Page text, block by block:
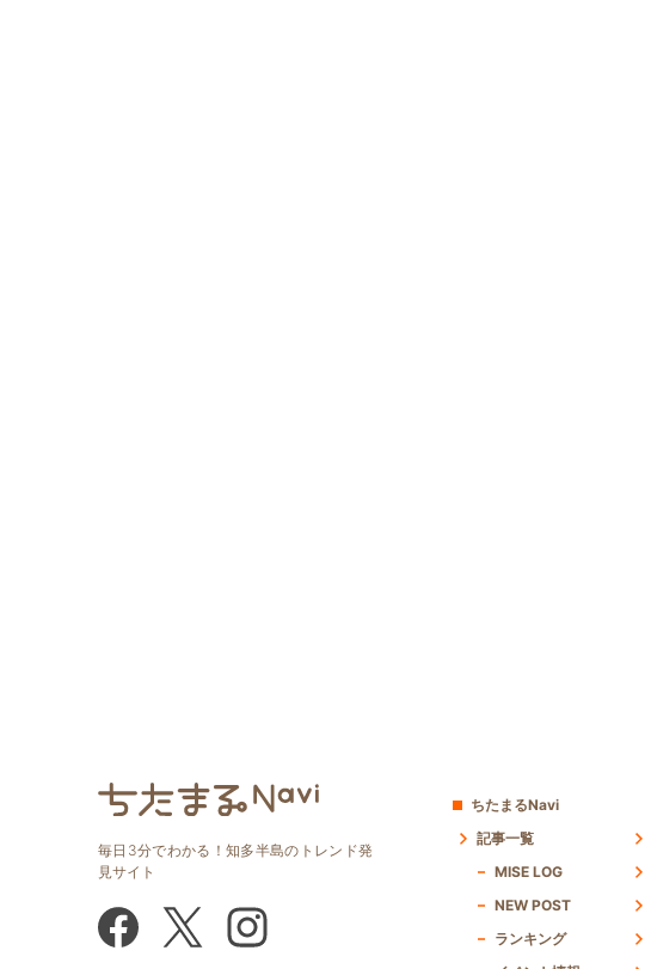
毎日3分でわかる！知多半島のトレンド発
見サイト
ちたまるNavi
記事一覧
MISE LOG
NEW POST
ランキング